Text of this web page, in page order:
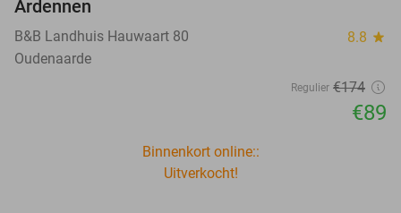
Ardennen
B&B Landhuis Hauwaart 80 8.8 star
Oudenaarde
Regulier €174
€89
Binnenkort online::
Uitverkocht!